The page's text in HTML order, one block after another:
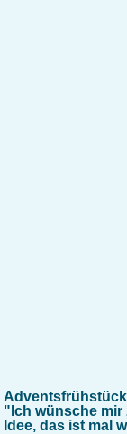
Adventsfrühstück
"Ich wünsche mir
Idee, das ist mal